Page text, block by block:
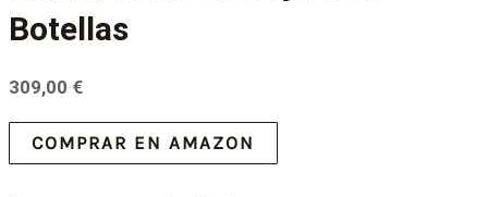
Botellas
309,00 €
COMPRAR EN AMAZON